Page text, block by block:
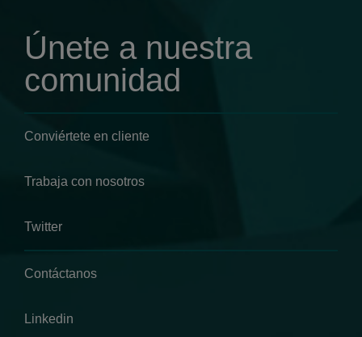
Únete a nuestra
comunidad
Conviértete en cliente
Trabaja con nosotros
Twitter
Contáctanos
Linkedin